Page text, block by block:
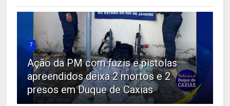
7
Ação da PM com fuzis e pistolas
apreendidos deixa 2 mortos e 2
presos em Duque de Caxias